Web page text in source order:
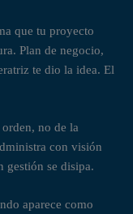
que tu proyecto
Plan de negocio,
te dio la idea. El
no de la
con visión
gestión se disipa.
aparece como